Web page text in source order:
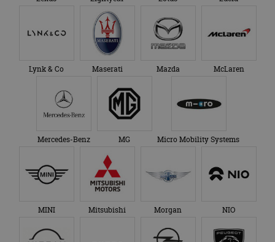
Polestar Porsche Renault Rolls-Royce
SEAT Skoda Smart SsangYong
Subaru Suzuki Tesla Toyota